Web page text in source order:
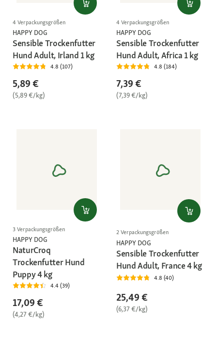
4 Verpackungsgrößen
HAPPY DOG
Sensible Trockenfutter
Hund Adult, Irland 1 kg
4.8 (107)
5,89 €
(5,89 €/kg)
4 Verpackungsgrößen
HAPPY DOG
Sensible Trockenfutter
Hund Adult, Africa 1 kg
4.8 (184)
7,39 €
(7,39 €/kg)
3 Verpackungsgrößen
HAPPY DOG
NaturCroq
Trockenfutter Hund
Puppy 4 kg
4.4 (39)
17,09 €
(4,27 €/kg)
2 Verpackungsgrößen
HAPPY DOG
Sensible Trockenfutter
Hund Adult, France 4 kg
4.8 (40)
25,49 €
(6,37 €/kg)